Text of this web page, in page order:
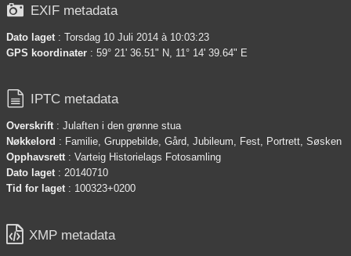
 EXIF metadata
Dato laget: Torsdag 10 Juli 2014 à 10:03:23
GPS koordinater : 59° 21' 36.51" N, 11° 14' 39.64" E
 IPTC metadata
Overskrift: Julaften i den grønne stua
Nøkkelord : Familie, Gruppebilde, Gård, Jubileum, Fest, Portrett, Søsken
Opphavsrett: Varteig Historielags Fotosamling
Dato laget: 20140710
Tid for laget: 100323+0200
 XMP metadata